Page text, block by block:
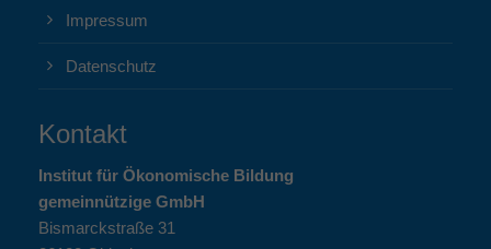
Impressum
Datenschutz
Kontakt
Institut für Ökonomische Bildung
gemeinnützige GmbH
Bismarckstraße 31